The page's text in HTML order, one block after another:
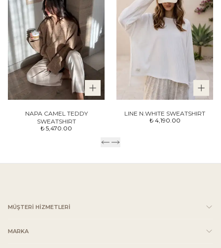
NAPA CAMEL TEDDY
SWEATSHIRT
₺ 5,470.00
LINE N.WHITE SWEATSHIRT
₺ 4,190.00
MÜŞTERİ HİZMETLERİ
MARKA